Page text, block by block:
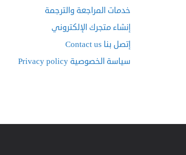
خدمات المراجعة والترجمة
إنشاء متجرك الإلكتروني
إتصل بنا Contact us
سياسة الخصوصية Privacy policy